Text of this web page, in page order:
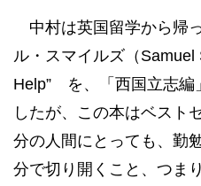
中村は英国留学から帰
ル・スマイルズ（
Help” を、「西国立志編
したが、この本はベスト
分の人間にとっても、勤
分で切り開くこと、つま